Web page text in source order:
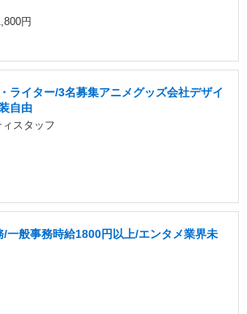
円
ライター/3名募集アニメグッズ会社デザイ
自由
スタッフ
一般事務時給1800円以上/エンタメ業界未